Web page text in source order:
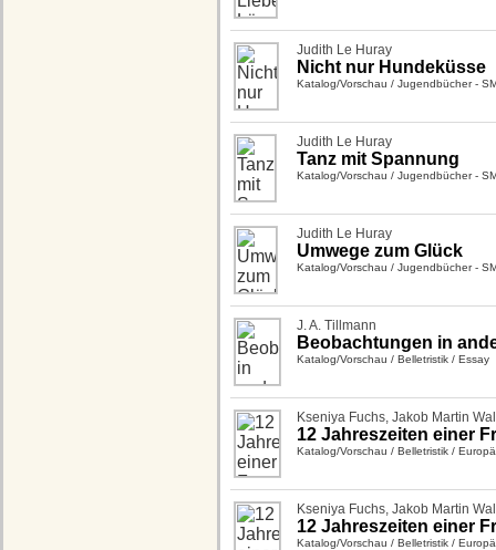
Judith Le Huray
Nicht nur Hundeküsse
Katalog/Vorschau / Jugendbücher -
Judith Le Huray
Tanz mit Spannung
Katalog/Vorschau / Jugendbücher -
Judith Le Huray
Umwege zum Glück
Katalog/Vorschau / Jugendbücher -
J. A. Tillmann
Beobachtungen in
Katalog/Vorschau / Belletristik / Essay
Kseniya Fuchs, Jakob Martin
12 Jahreszeiten einer
Katalog/Vorschau / Belletristik /
Kseniya Fuchs, Jakob Martin
12 Jahreszeiten einer
Katalog/Vorschau / Belletristik /